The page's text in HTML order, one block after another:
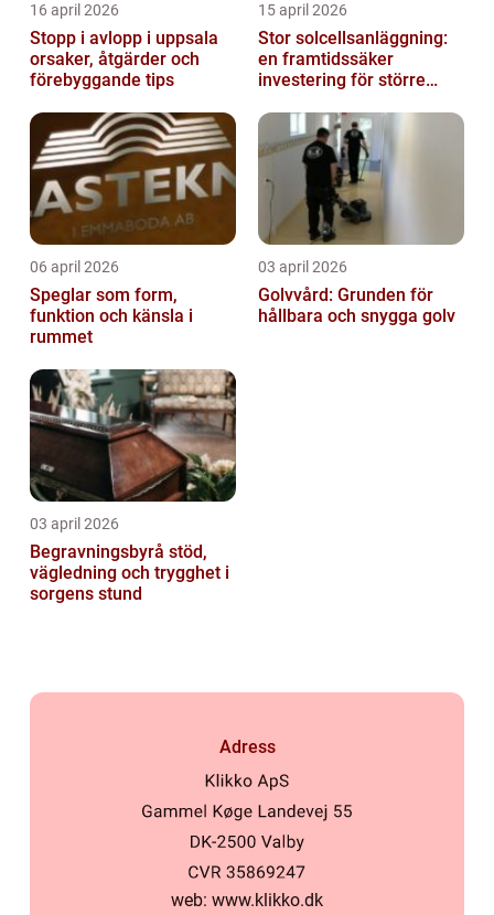
16 april 2026
Stopp i avlopp i uppsala
orsaker, åtgärder och
förebyggande tips
15 april 2026
Stor solcellsanläggning:
en framtidssäker
investering för större
06 april 2026
Speglar som form,
funktion och känsla i
rummet
03 april 2026
Golvvård: Grunden för
hållbara och snygga golv
03 april 2026
Begravningsbyrå stöd,
vägledning och trygghet i
sorgens stund
Adress
web: www.klikko.dk